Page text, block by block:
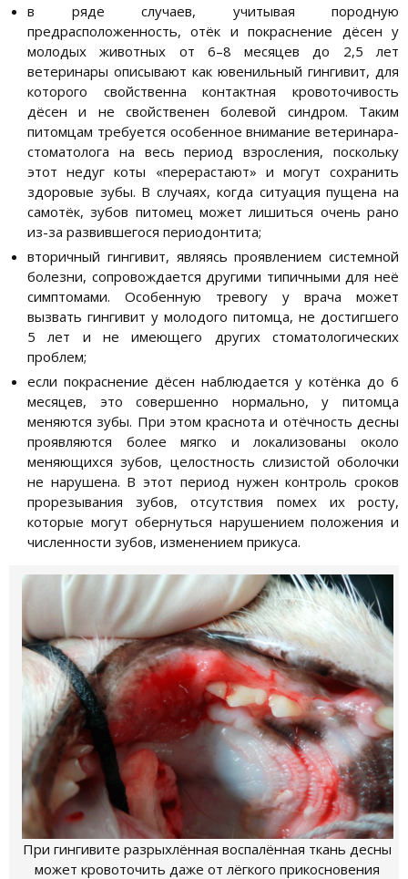
в ряде случаев, учитывая породную
предрасположенность, отёк и покраснение дёсен у
молодых животных от 6–8 месяцев до 2,5 лет
ветеринары описывают как ювенильный гингивит, для
которого свойственна контактная кровоточивость
дёсен и не свойственен болевой синдром. Таким
питомцам требуется особенное внимание ветеринара-
стоматолога на весь период взросления, поскольку
этот недуг коты «перерастают» и могут сохранить
здоровые зубы. В случаях, когда ситуация пущена на
самотёк, зубов питомец может лишиться очень рано
из-за развившегося периодонтита;
вторичный гингивит, являясь проявлением системной
болезни, сопровождается другими типичными для неё
симптомами. Особенную тревогу у врача может
вызвать гингивит у молодого питомца, не достигшего
5 лет и не имеющего других стоматологических
проблем;
если покраснение дёсен наблюдается у котёнка до 6
месяцев, это совершенно нормально, у питомца
меняются зубы. При этом краснота и отёчность десны
проявляются более мягко и локализованы около
меняющихся зубов, целостность слизистой оболочки
не нарушена. В этот период нужен контроль сроков
прорезывания зубов, отсутствия помех их росту,
которые могут обернуться нарушением положения и
численности зубов, изменением прикуса.
При гингивите разрыхлённая воспалённая ткань десны
может кровоточить даже от лёгкого прикосновения